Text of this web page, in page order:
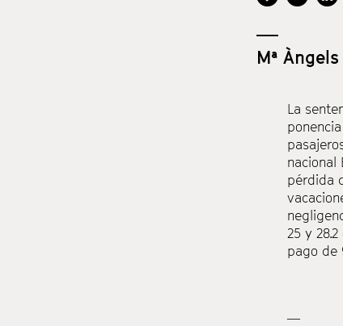
Mª
La
nacional
pérdida
25 y
pago de
—